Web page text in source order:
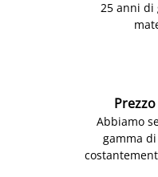
25 anni di
Abbiamo
gamma